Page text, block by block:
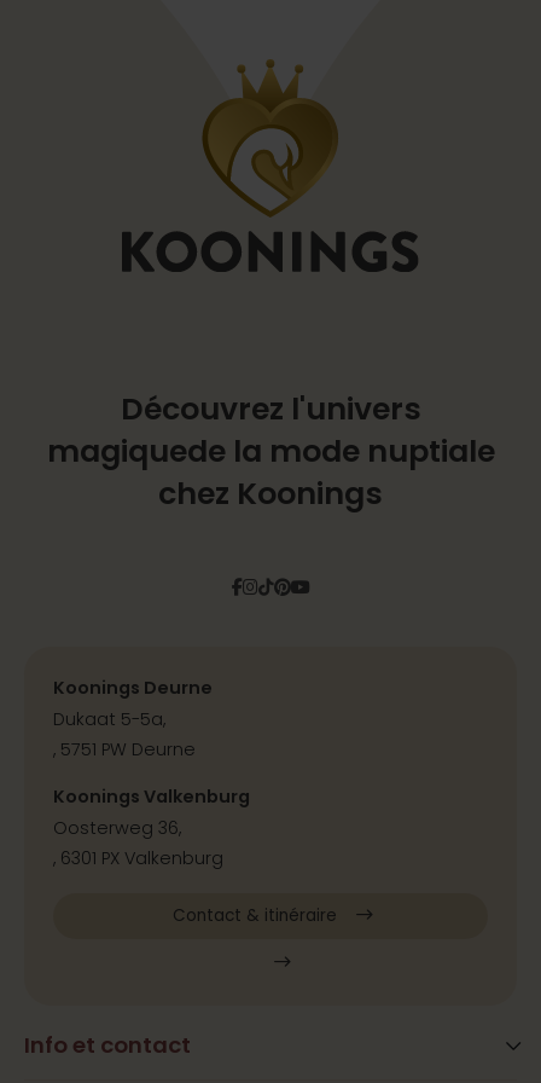
Découvrez l'univers
magiquede la mode nuptiale
chez Koonings
Facebook
Instagram
Tiktok
Pinterest
YouTube
Info et contact
Koonings Deurne
Dukaat 5-5a,
, 5751 PW Deurne
Koonings Valkenburg
Oosterweg 36,
, 6301 PX Valkenburg
Contact & itinéraire